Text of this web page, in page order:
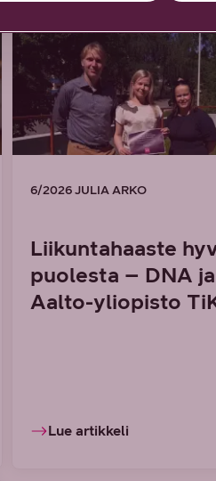
6/2026 JULIA ARKO
Liikuntahaaste
puolesta – DNA ja
Aalto-yliopisto
Lue artikkeli